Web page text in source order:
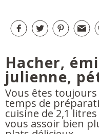
Hacher,
julienne,
Vous êtes toujours
temps de
cuisine de 2,1
vous assoir bien